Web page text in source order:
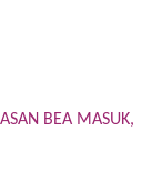
BEA MASUK,